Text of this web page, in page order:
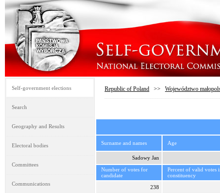
Self-government elections
Search
Geography and Results
Electoral bodies
Committees
Communications
Republic of Poland >> Województwo
Surname and names Age
Sadowy Jan
Number of votes for
candidate
Percent of valid votes
constituency
238